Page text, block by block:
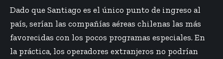
Dado que Santiago es el único punto de ingreso al
país, serían las compañías aéreas chilenas las más
favorecidas con los pocos programas especiales. En
la práctica, los operadores extranjeros no podrían